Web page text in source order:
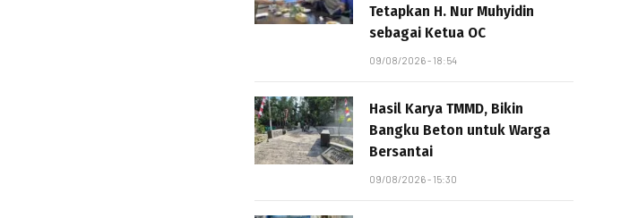
Tetapkan H. Nur Muhyidin
sebagai Ketua OC
09/08/2026 - 18:54
Hasil Karya TMMD, Bikin
Bangku Beton untuk Warga
Bersantai
09/08/2026 - 15:30